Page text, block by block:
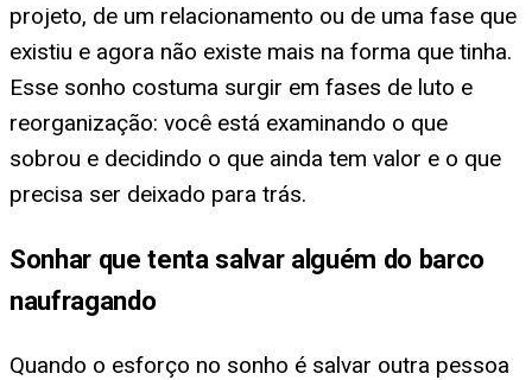
projeto, de um relacionamento ou de uma fase que
existiu e agora não existe mais na forma que tinha.
Esse sonho costuma surgir em fases de luto e
reorganização: você está examinando o que
sobrou e decidindo o que ainda tem valor e o que
precisa ser deixado para trás.
Sonhar que tenta salvar alguém do barco
naufragando
Quando o esforço no sonho é salvar outra pessoa